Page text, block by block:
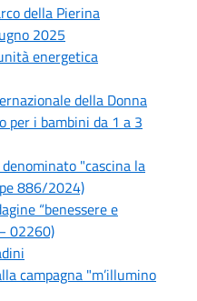
della Pierina
2025
energetica
della Donna
per i bambini da 1 a 3
"cascina la
886/2024)
“benessere e
02260)
campagna "m’illumino